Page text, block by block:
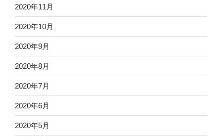
2020年11月
2020年10月
2020年9月
2020年8月
2020年7月
2020年6月
2020年5月